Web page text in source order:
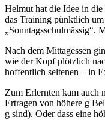
Helmut hat die Idee in
das Training pünktlich
„Sonntagsschulmässig“.
Nach dem Mittagessen
wie der Kopf plötzlich
hoffentlich seltenen – in
Zum Erlernten kam auch
Ertragen von höhere g
g sind). Oder dass eine